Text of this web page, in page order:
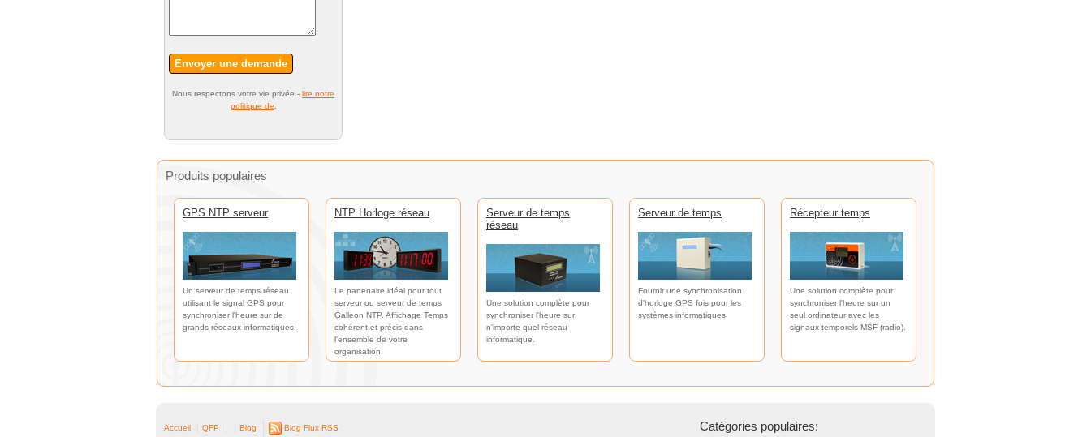
Envoyer une demande
Nous respectons votre vie privée - lire notre
politique de.
Produits populaires
GPS NTP serveur
Un serveur de temps réseau
utilisant le signal GPS pour
synchroniser l'heure sur de
grands réseaux informatiques.
NTP Horloge réseau
Le partenaire idéal pour tout
serveur ou serveur de temps
Galleon NTP. Affichage Temps
cohérent et précis dans
l'ensemble de votre
organisation.
Serveur de temps
réseau
Une solution complète pour
synchroniser l'heure sur
n'importe quel réseau
informatique.
Serveur de temps
Fournir une synchronisation
d'horloge GPS fois pour les
systèmes informatiques
Récepteur temps
Une solution complète pour
synchroniser l'heure sur un
seul ordinateur avec les
signaux temporels MSF (radio).
Accueil QFP Blog Blog Flux RSS Catégories populaires: